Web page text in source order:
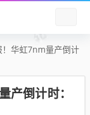
！华虹7nm量产倒计
产倒计时：